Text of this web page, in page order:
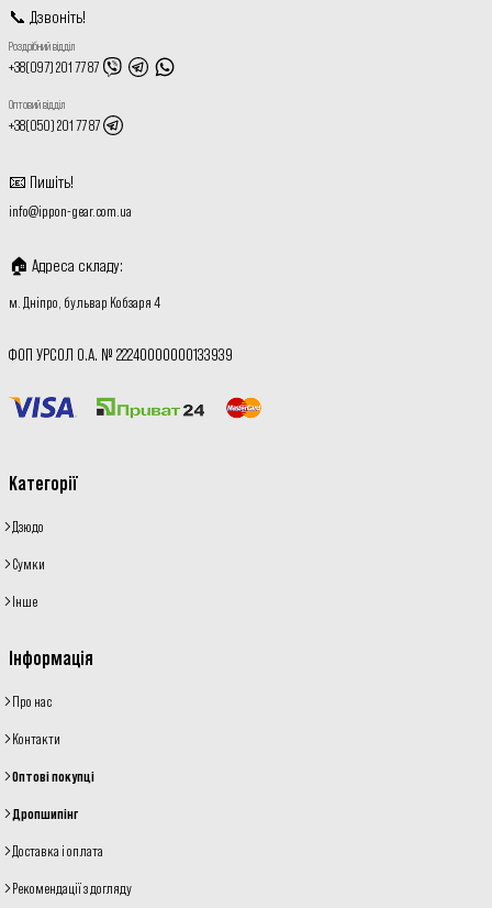
📞 Дзвоніть!
Роздрібний відділ
+38(097) 201 77 87
Оптовий відділ
+38(050) 201 77 87
📧 Пишіть!
info@ippon-gear.com.ua
🏠 Адреса складу:
м. Дніпро, бульвар Кобзаря 4
ФОП УРСОЛ О.А. № 22240000000133939
Категорії
Дзюдо
Сумки
Інше
Інформація
Про нас
Контакти
Оптові покупці
Дропшипінг
Доставка і оплата
Рекомендації з догляду